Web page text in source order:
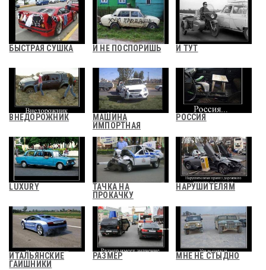
БЫСТРАЯ СУШКА И НЕ ПОСПОРИШЬ И ТУТ
ВНЕДОРОЖНИК
МАШИНА
ИМПОРТНАЯ
РОССИЯ
LUXURY
ТАЧКА НА
ПРОКАЧКУ
НАРУШИТЕЛЯМ
ИТАЛЬЯНСКИЕ
ГАИШНИКИ
РАЗМЕР МНЕ НЕ СТЫДНО